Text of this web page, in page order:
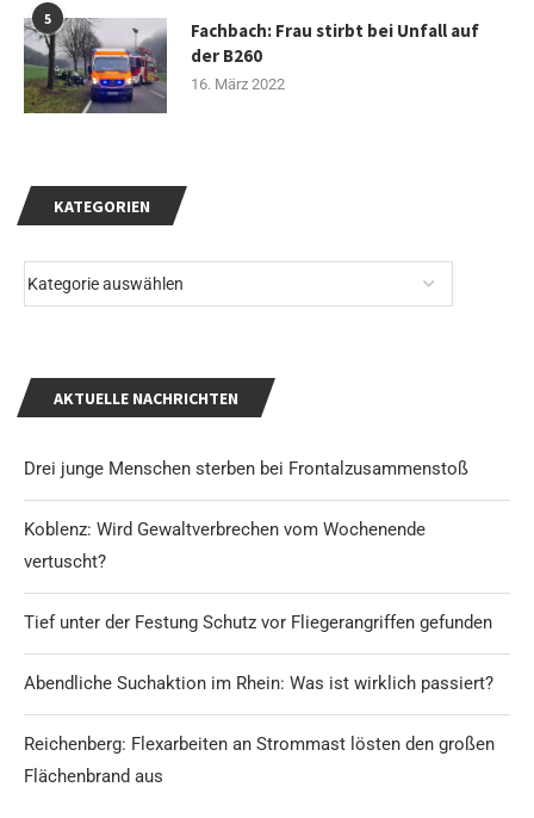
KATEGORIEN
AKTUELLE NACHRICHTEN
Drei junge Menschen sterben bei Frontalzusammenstoß
Koblenz: Wird Gewaltverbrechen vom Wochenende
vertuscht?
Tief unter der Festung Schutz vor Fliegerangriffen gefunden
Abendliche Suchaktion im Rhein: Was ist wirklich passiert?
Reichenberg: Flexarbeiten an Strommast lösten den großen
Flächenbrand aus
5
Fachbach: Frau stirbt bei Unfall auf
der B260
16. März 2022